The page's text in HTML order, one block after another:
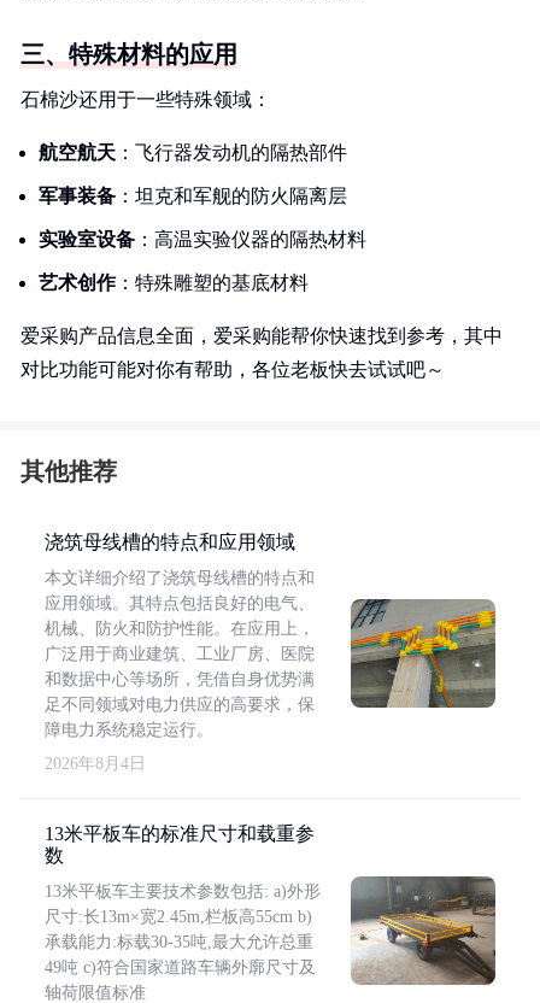
三、特殊材料的应用
石棉沙还用于一些特殊领域：
航空航天 ：飞行器发动机的隔热部件
军事装备 ：坦克和军舰的防火隔离层
实验室设备 ：高温实验仪器的隔热材料
艺术创作：特殊雕塑的基底材料
爱采购产品信息全面，爱采购能帮你快速找到参考，其中
对比功能可能对你有帮助，各位老板快去试试吧～
其他推荐
浇筑母线槽的特点和应用领域
本文详细介绍了浇筑母线槽的特点和
应用领域。其特点包括良好的电气、
机械、防火和防护性能。在应用上，
广泛用于商业建筑、工业厂房、医院
和数据中心等场所，凭借自身优势满
足不同领域对电力供应的高要求，保
障电力系统稳定运行。
2026年8月4日
13米平板车的标准尺寸和载重参
数
13米平板车主要技术参数包括: a)外形
尺寸:长13m×宽2.45m,栏板高55cm b)
承载能力:标载30-35吨,最大允许总重
49吨 c)符合国家道路车辆外廓尺寸及
轴荷限值标准